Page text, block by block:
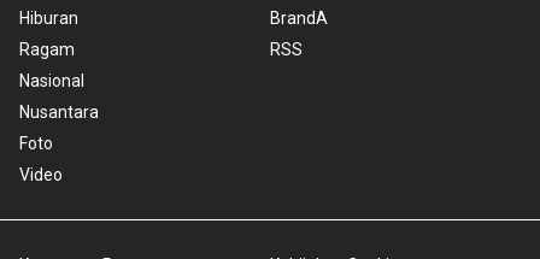
Hiburan
Ragam
Nasional
Nusantara
Foto
Video
BrandA
RSS